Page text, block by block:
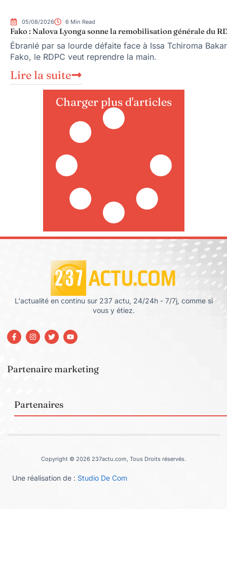
05/08/2026 6 Min Read
Fako : Nalova Lyonga sonne la remobilisation générale du
Ébranlé par sa lourde défaite face à Issa Tchiroma
Fako, le RDPC veut reprendre la main.
Lire la suite
Charger plus d'articles
L'actualité en continu sur 237 actu, 24/24h - 7/7j, comme si
vous y étiez.
Partenaire marketing
Partenaires
Copyright © 2026 237actu.com, Tous Droits réservés.
Une réalisation de : Studio De Com